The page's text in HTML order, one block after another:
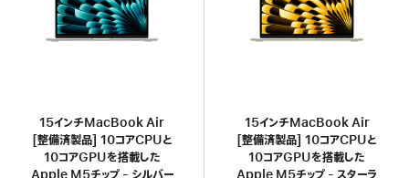
15インチMacBook Air
[整備済製品] 10コアCPUと
10コアGPUを搭載した
Apple M5チップ - シルバー
15インチMacBook Air
[整備済製品] 10コアCPUと
10コアGPUを搭載した